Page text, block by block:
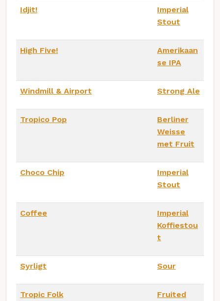
Idjit!
Imperial
Stout
High Five!
Amerikaan
se IPA
Windmill & Airport Strong Ale
Tropico Pop
Berliner
Weisse
met Fruit
Choco Chip
Imperial
Stout
Coffee
Imperial
Koffiestou
t
Syrligt Sour
Tropic Folk Fruited